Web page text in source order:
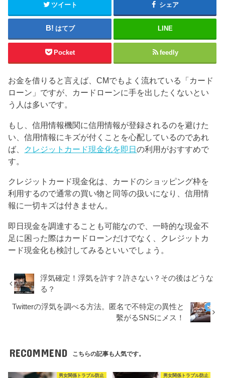
ツイート シェア
はてブ LINE
Pocket feedly
お金を借りると言えば、CMでもよく流れている「カード
ローン」ですが、カードローンに手を出したくないとい
う人は多いです。
もし、信用情報機関に信用情報が登録されるのを避けた
い、信用情報にキズが付くことを心配しているのであれ
ば、 クレジットカード現金化を即日の利用がおすすめで
す。
クレジットカード現金化は、カードのショッピング枠を
利用するので通常の買い物と同等の扱いになり、信用情
報に一切キズは付きません。
即日現金を調達することも可能なので、一時的な現金不
足に困った際はカードローンだけでなく、クレジットカ
ード現金化も検討してみるといいでしょう。
浮気確定！浮気を許す？許さない？その後はどうな
る？
Twitterの浮気を調べる方法。匿名で不特定の異性と
繫がるSNSにメス！
RECOMMEND こちらの記事も人気です。
男女関係トラブル防止 男女関係トラブル防止